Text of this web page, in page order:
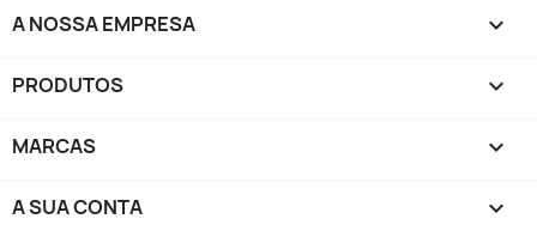
A NOSSA EMPRESA 
PRODUTOS 
MARCAS 
A SUA CONTA 